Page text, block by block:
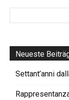
Neueste
Settant’anni